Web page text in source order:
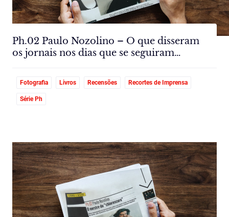
Ph.02 Paulo Nozolino – O que disseram
os jornais nos dias que se seguiram…
Fotografia Livros Recensões Recortes de Imprensa
Série Ph